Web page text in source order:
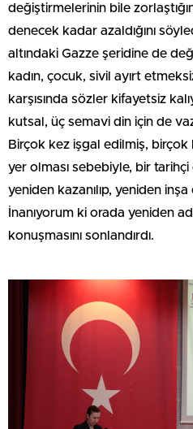
değiştirmelerinin bile
denecek kadar azaldığını
altındaki Gazze şeridine de
kadın, çocuk, sivil ayırt
karşısında sözler kifayetsiz
kutsal, üç semavi din için de
Birçok kez işgal edilmiş, birçok
yer olması sebebiyle, bir
yeniden kazanılıp, yeniden
İnanıyorum ki orada yeniden
konuşmasını sonlandırdı.